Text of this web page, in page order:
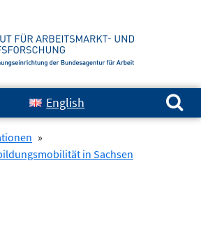
English
Suchen nach:
»
in Sachsen